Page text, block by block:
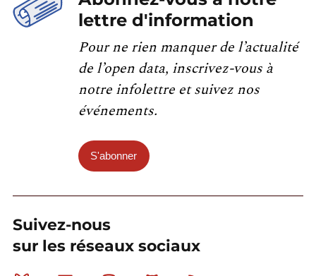
lettre d'information
Pour ne rien manquer de l’actualité
de l’open data, inscrivez-vous à
notre infolettre et suivez nos
événements.
S'abonner
Suivez-nous
sur les réseaux sociaux